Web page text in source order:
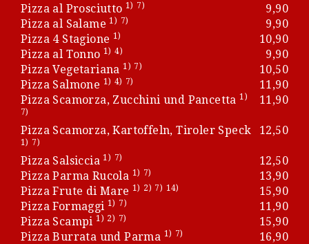
Pizza al Prosciutto 1) 7)
9,90
Pizza al Salame 1) 7)
9,90
Pizza 4 Stagione 1)
10,90
Pizza al Tonno 1) 4)
9,90
Pizza Vegetariana 1) 7)
10,50
Pizza Salmone 1) 4) 7)
11,90
Pizza Scamorza, Zucchini und Pancetta 1)
7)
11,90
Pizza Scamorza, Kartoffeln, Tiroler Speck
1) 7)
12,50
Pizza Salsiccia 1) 7)
12,50
Pizza Parma Rucola 1) 7)
13,90
Pizza Frute di Mare 1) 2) 7) 14)
15,90
Pizza Formaggi 1) 7)
11,90
Pizza Scampi 1) 2) 7)
15,90
Pizza Burrata und Parma 1) 7) 16,90